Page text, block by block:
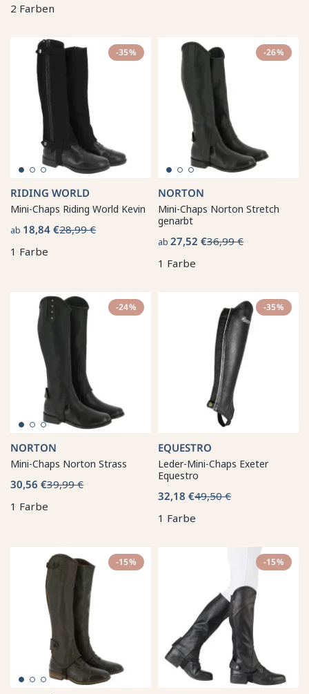
2 Farben
-35%
RIDING WORLD
Mini-Chaps Riding World Kevin
ab 18,84 €28,99 €
1 Farbe
-26%
NORTON
Mini-Chaps Norton Stretch
genarbt
ab 27,52 €36,99 €
1 Farbe
-24%
NORTON
Mini-Chaps Norton Strass
30,56 €39,99 €
1 Farbe
-35%
EQUESTRO
Leder-Mini-Chaps Exeter
Equestro
32,18 €49,50 €
1 Farbe
-15% -15%